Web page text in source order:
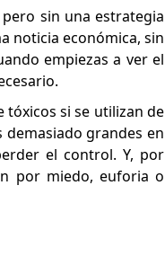
sin una estrategia
noticia económica, sin
empiezas a ver el
si se utilizan de
grandes en
el control. Y, por
por miedo, euforia o